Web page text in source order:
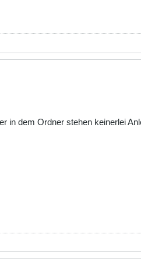
in dem Ordner stehen keinerlei